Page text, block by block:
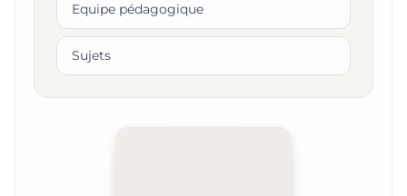
Equipe pédagogique
Sujets